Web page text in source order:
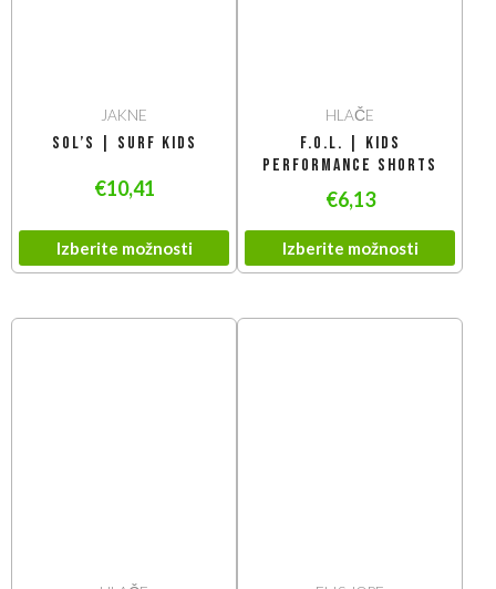
JAKNE
SOL’S | Surf Kids
€10,41
Izberite možnosti
HLAČE
F.O.L. | Kids
Performance Shorts
€6,13
Izberite možnosti